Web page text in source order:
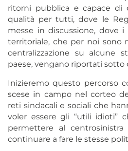
ritorni pubblica e capace di
qualità per tutti, dove le
messe in discussione, dove
territoriale, che per noi sono
centralizzazione su alcune
paese, vengano riportati sotto
Inizieremo questo percorso
scese in campo nel corteo
reti sindacali e sociali che
voler essere gli “utili idioti”
permettere al
continuare a fare le stesse